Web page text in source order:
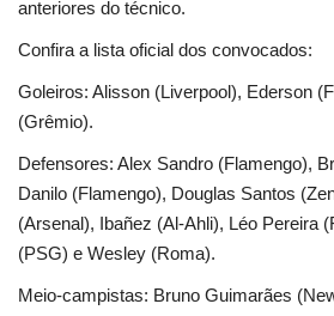
anteriores do técnico.
Confira a lista oficial dos convocados:
Goleiros: Alisson (Liverpool), Ederson
(Grêmio).
Defensores: Alex Sandro (Flamengo),
Danilo (Flamengo), Douglas Santos
(Arsenal), Ibañez (Al-Ahli), Léo Pereira
(PSG) e Wesley (Roma).
Meio-campistas: Bruno Guimarães